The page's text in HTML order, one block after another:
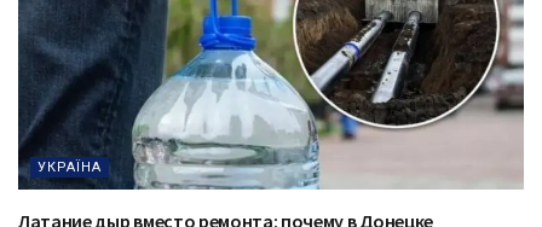
УКРАЇНА
Латание дыр вместо ремонта: почему в Донецке